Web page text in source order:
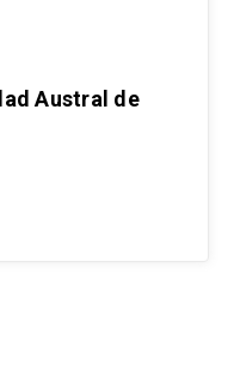
Austral de